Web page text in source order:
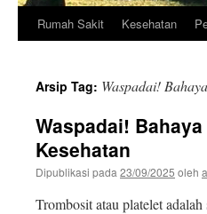
Langsung
Rumah Sakit Kesehatan
Arsip Tag: Waspadai!
Waspadai!
Kesehatan
Dipublikasi pada 23/09/2025 oleh
Trombosit atau platelet